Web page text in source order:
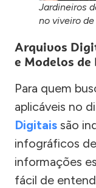
Jardineiros
no viveiro
Arquivos
e Modelos
Para quem
aplicáveis no
Digitais são
infográficos
informações
fácil de